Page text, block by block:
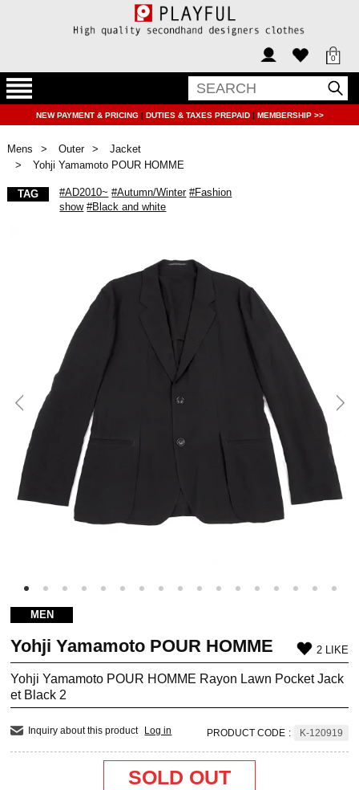
0
NEW PAYMENT & PRICING | DUTIES & TAXES PREPAID | MEMBERSHIP >>
Mens Outer
Jacket
Yohji Yamamoto POUR HOMME
TAG #AD2010~ #Autumn/Winter #Fashion
show #Black and white
MEN
Yohji Yamamoto POUR HOMME 2 LIKE
Yohji Yamamoto POUR HOMME Rayon Lawn Pocket Jack
et Black 2
Inquiry about this product Log in PRODUCT CODE : K-120919
SOLD OUT